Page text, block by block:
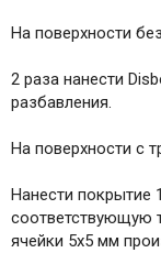
На поверхности
2 раза нанести
разбавления.
На поверхности с
Нанести покрытие
соответствующую
ячейки 5х5 мм